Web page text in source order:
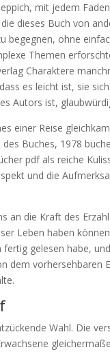
mit jedem
dieses Buch von
begegnen, ohne
Themen
Charaktere
es leicht ist, sie
Autors ist,
einer Reise
Buches, 1978
pdf als reiche
und die
an die Kraft des
Leben haben
gelesen habe,
dem vorhersehbaren
Wahl. Die